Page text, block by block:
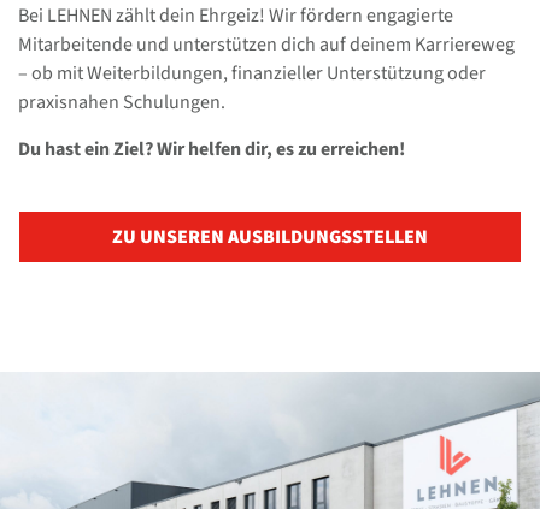
Bei LEHNEN zählt dein Ehrgeiz! Wir fördern engagierte
Mitarbeitende und unterstützen dich auf deinem Karriereweg
– ob mit Weiterbildungen, finanzieller Unterstützung oder
praxisnahen Schulungen.
Du hast ein Ziel? Wir helfen dir, es zu erreichen!
ZU UNSEREN AUSBILDUNGSSTELLEN